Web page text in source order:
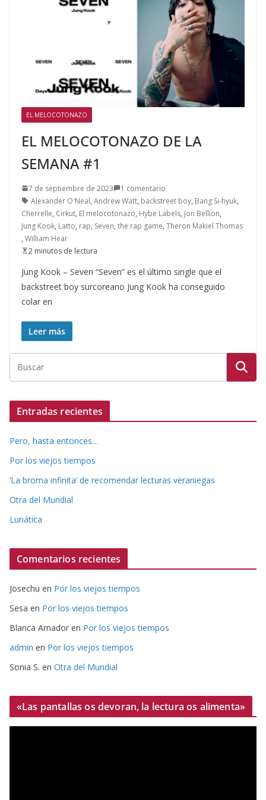
EL MELOCOTONAZO
EL MELOCOTONAZO DE LA
SEMANA #1
7 de septiembre de 2023
1 comentario
Alexander O'Neal, Andrew Watt, backstreet boy, Bang Si-hyuk,
Cherrelle, Cirkut, El melocotonazo, Hybe Labels, Jon Bellion,
Jung Kook, Latto, rap, Seven, the rap game, Theron Makiel Thomas
, William Hear
2 minutos de lectura
Jung Kook – Seven “Seven” es el último single que el
backstreet boy surcoreano Jung Kook ha conseguido
colar en
Leer más
Entradas recientes
Pero, hasta entonces…
Por los viejos tiempos
‘La broma infinita’ de recomendar lecturas veraniegas
Otra del Mundial
Lunática
Comentarios recientes
Josechu en Por los viejos tiempos
Sesa en Por los viejos tiempos
Blanca Amador en Por los viejos tiempos
admin en Por los viejos tiempos
Sonia S. en Otra del Mundial
«Las pantallas os devoran, la lectura os alimenta»